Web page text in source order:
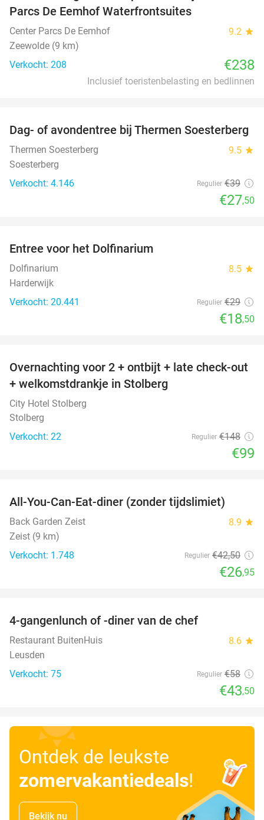
Parcs De Eemhof Waterfrontsuites
Center Parcs De Eemhof 9.2 star
Zeewolde (9 km)
Verkocht: 208
€238
Inclusief toeristenbelasting en bedlinnen
29%
Dag- of avondentree bij Thermen Soesterberg
Thermen Soesterberg 9.5 star
Soesterberg
Verkocht: 4.146
Regulier €39
€27,50
Entree voor het Dolfinarium
Dolfinarium 8.5 star
Harderwijk
Verkocht: 20.441
Regulier €29
€18,50
33%
Overnachting voor 2 + ontbijt + late check-out
+ welkomstdrankje in Stolberg
City Hotel Stolberg
Stolberg
Verkocht: 22
Regulier €148
€99
All-You-Can-Eat-diner (zonder tijdslimiet)
Back Garden Zeist 8.9 star
Zeist (9 km)
Verkocht: 1.748
Regulier €42,50
€26,95
4-gangenlunch of -diner van de chef
Restaurant BuitenHuis 8.6 star
Leusden
Verkocht: 75
Regulier €58
€43,50
Ontdek de leukste
zomervakantiedeals!
Bekijk nu